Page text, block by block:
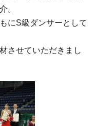
。
にS級ダンサーとして
させていただきまし